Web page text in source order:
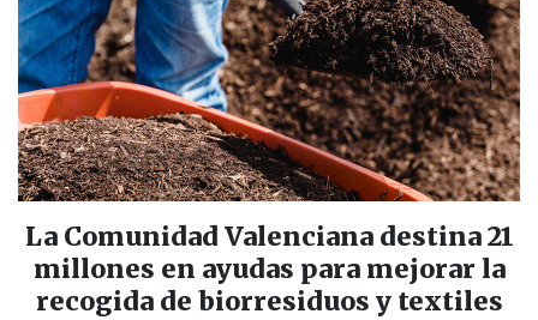
La Comunidad Valenciana destina 21
millones en ayudas para mejorar la
recogida de biorresiduos y textiles